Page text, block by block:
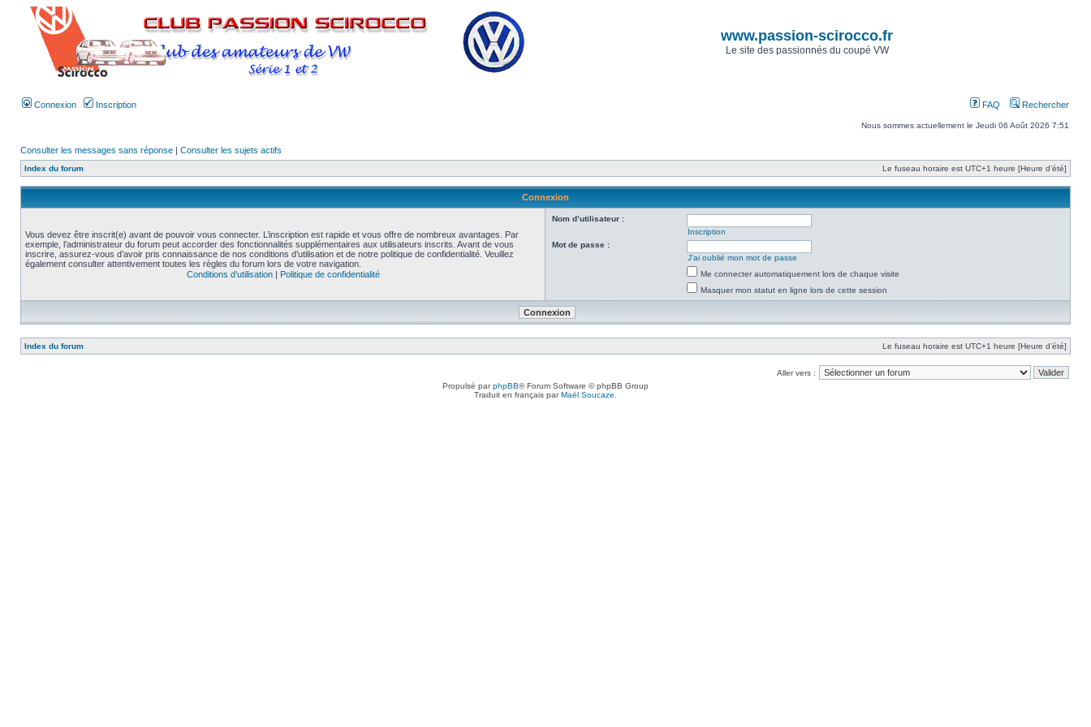
www.passion-scirocco.fr
Le site des passionnés du coupé VW
Connexion Inscription FAQ Rechercher
Nous sommes actuellement le Jeudi 06 Août 2026 7:51
Consulter les messages sans réponse | Consulter les sujets actifs
Index du forum Le fuseau horaire est UTC+1 heure [Heure d’été]
Connexion
Vous devez être inscrit(e) avant de pouvoir vous connecter. L’inscription est rapide et vous offre de nombreux avantages. Par
exemple, l’administrateur du forum peut accorder des fonctionnalités supplémentaires aux utilisateurs inscrits. Avant de vous
inscrire, assurez-vous d’avoir pris connaissance de nos conditions d’utilisation et de notre politique de confidentialité. Veuillez
également consulter attentivement toutes les règles du forum lors de votre navigation.
Conditions d’utilisation| Politique de confidentialité
Nom d’utilisateur :
Inscription
Mot de passe :
J’ai oublié mon mot de passe
Me connecter automatiquement lors de chaque visite
Masquer mon statut en ligne lors de cette session
Index du forum Le fuseau horaire est UTC+1 heure [Heure d’été]
Aller vers :
Propulsé parphpBB® Forum Software © phpBB Group
Traduit en français parMaël Soucaze